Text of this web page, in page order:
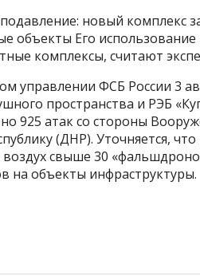
новый комплекс
объекты Его использование
комплексы, считают
управлении ФСБ России 3
пространства и РЭБ
925 атак со стороны
(ДНР). Уточняется,
свыше 30
на объекты инфраструктуры.